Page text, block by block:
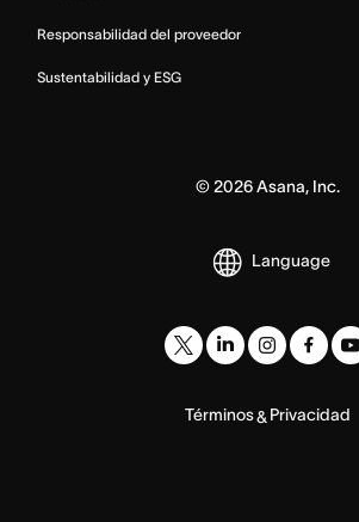
Responsabilidad del proveedor
Sustentabilidad y ESG
© 2026Asana, Inc.
Language
Términos& Privacidad